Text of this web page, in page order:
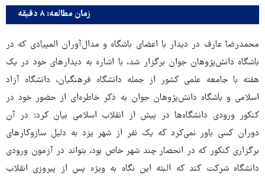
زمان مطالعه: ۸ دقیقه
محمدرضا عارف در دیدار با اعضای باشگاه و مدال‌آوران المپیادی که در
باشگاه دانش‌پژوهان جوان برگزار شد، با اشاره به دیدارهای خود در یک
هفته با جامعه علمی کشور از جمله دانشگاه فرهنگیان، دانشگاه آزاد
اسلامی و باشگاه دانش‌پژوهان جوان به ذکر خاطره‌ای از حضور خود در
کنکور ورودی دانشگاه‌ها در پیش از انقلاب اسلامی بیان کرد: در آن
دوران کسی باور نمی‌کرد که یک نفر از شهر یزد به دلیل سازوکارهای
برگزاری کنکور که در انحصار چند شهر خاص بود، بتواند در آزمون ورودی
دانشگاه شرکت کند که البته این نگاه به ویژه پس از پیروزی انقلاب